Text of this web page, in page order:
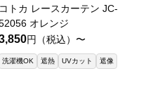
コトカ レースカーテン JC-
オレンジ
円（税込）〜
洗濯機OK 遮熱 UVカット 遮像